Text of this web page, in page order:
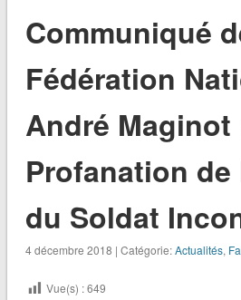
Communiqué
Fédération
André Maginot
Profanation de
du Soldat
4 décembre 2018 | Catégorie:Actualités,
Vue(s) :649